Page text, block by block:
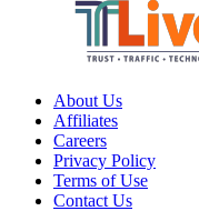
About Us
Affiliates
Careers
Privacy Policy
Terms of Use
Contact Us